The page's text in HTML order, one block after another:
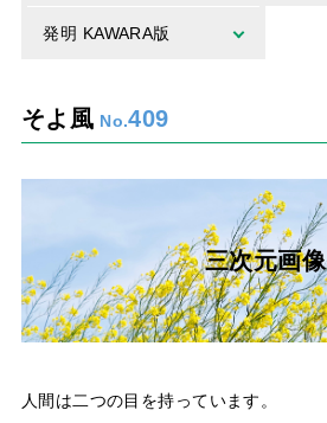
発明 KAWARA版
そよ風 409
三次元画像
人間は二つの目を持っています。